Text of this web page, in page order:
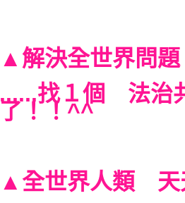
▲解決全世界問
......找１個 法治
了！！^^
▲全世界人類 天